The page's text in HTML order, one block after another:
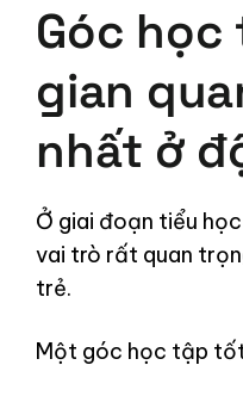
Góc học
gian
nhất ở
Ở giai đoạn tiểu
vai trò rất quan
trẻ.
Một góc học tập